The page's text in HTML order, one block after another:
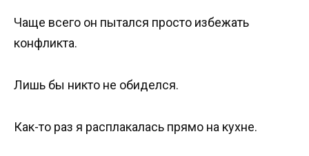
Чаще всего он пытался просто избежать
конфликта.
Лишь бы никто не обиделся.
Как-то раз я расплакалась прямо на кухне.